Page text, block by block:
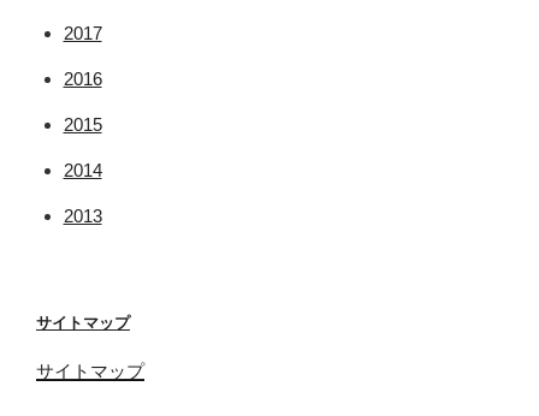
2017
2016
2015
2014
2013
サイトマップ
サイトマップ